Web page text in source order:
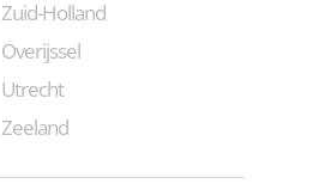
Zuid-Holland
Overijssel
Utrecht
Zeeland